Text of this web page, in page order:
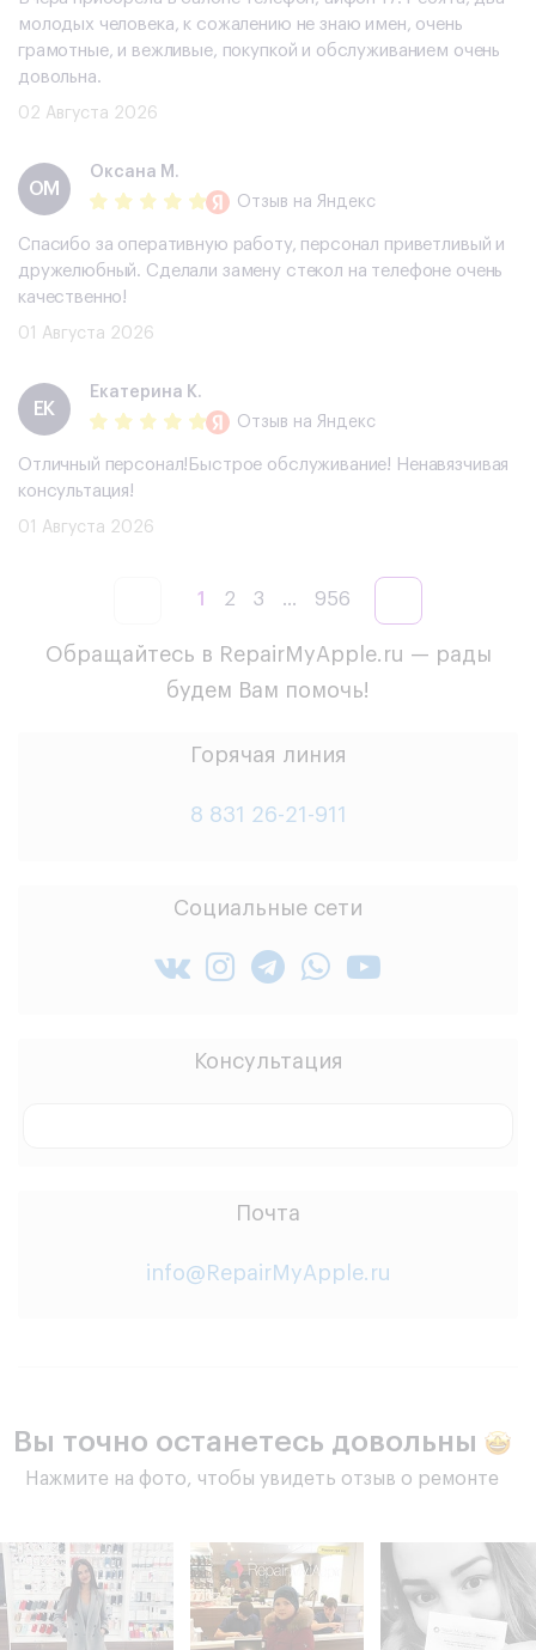
молодых человека, к сожалению не знаю имен, очень
грамотные, и вежливые, покупкой и обслуживанием очень
довольна.
02 Августа 2026
ОМ
Оксана М.
Отзыв на Яндекс
Спасибо за оперативную работу, персонал приветливый и
дружелюбный. Сделали замену стекол на телефоне очень
качественно!
01 Августа 2026
ЕК
Екатерина К.
Отзыв на Яндекс
Отличный персонал!Быстрое обслуживание! Ненавязчивая
консультация!
01 Августа 2026
1 2 3 ... 956
Обращайтесь в RepairMyApple.ru — рады
будем Вам помочь!
Горячая линия
8 831 26-21-911
Социальные сети
Консультация
Почта
info@RepairMyApple.ru
Вы точно останетесь довольны
Нажмите на фото, чтобы увидеть отзыв о ремонте